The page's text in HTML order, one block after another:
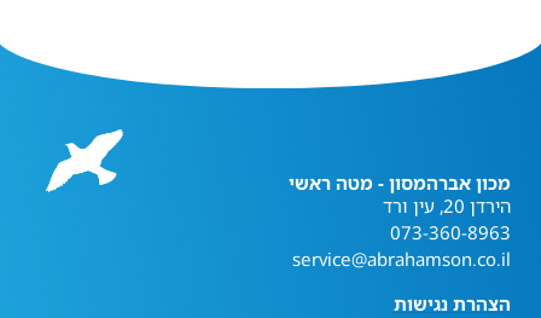
מכון אברהמסון - מטה ראשי
הירדן 20, עין ורד
073-360-8963
service@abrahamson.co.il
הצהרת נגישות